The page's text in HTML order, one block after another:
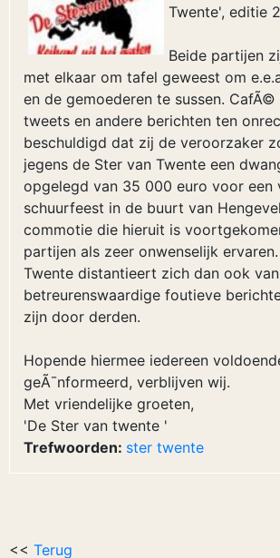
Twente', editie
Beide partijen
met elkaar om tafel geweest om
en de gemoederen te sussen. CafÃ©
tweets en andere berichten ten
beschuldigd dat zij de veroorzaker
jegens de Ster van Twente een
opgelegd van 35 000 euro voor een
schuurfeest in de buurt van
commotie die hieruit is
partijen als zeer onwenselijk
Twente distantieert zich dan ook
betreurenswaardige foutieve
zijn door derden.
Hopende hiermee iedereen
geÃ¯nformeerd, verblijven wij.
Met vriendelijke groeten,
'De Ster van twente '
Trefwoorden: ster twente
<< Terug